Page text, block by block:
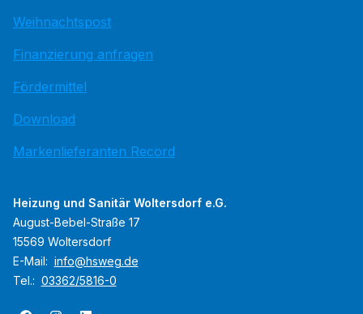
Weihnachtspost
Finanzierung anfragen
Fördermittel
Download
Markenlieferanten Record
Heizung und Sanitär Woltersdorf e.G.
August-Bebel-Straße 17
15569 Woltersdorf
E-Mail: info@hsweg.de
Tel.: 03362/5816-0